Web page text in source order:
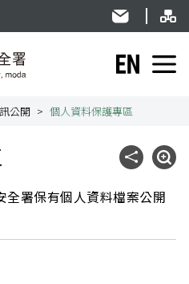
English
公開 個人資料保護專區
社群分享展開
全署保有個人資料檔案公開